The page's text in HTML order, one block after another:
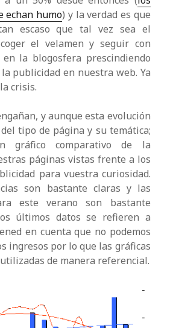
echan humo) y la verdad es que
escaso que tal vez sea el
el velamen y seguir con
la blogosfera prescindiendo
publicidad en nuestra web. Ya
crisis.
y aunque esta evolución
tipo de página y su temática;
gráfico comparativo de la
páginas vistas frente a los
para vuestra curiosidad.
son bastante claras y las
este verano son bastante
últimos datos se refieren a
en cuenta que no podemos
ingresos por lo que las gráficas
de manera referencial.